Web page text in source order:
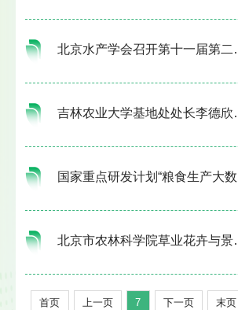
北京水产学会召开第十一届第二次理事会会议
吉林农业大学基地处处长李德欣一行到小汤山基地考察交流
国家重点研发计划“粮食生产大数据平台研发与应用”项目智慧麦作技术现场观摩交流会
北京市农林科学院草业花卉与景观生态研究所成功举办第四届朱顶红产业发展研讨会
首页 上一页 7 下一页 末页